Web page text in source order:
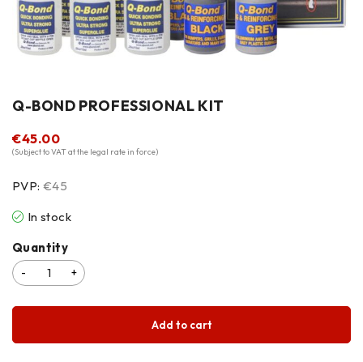
Q-BOND PROFESSIONAL KIT
€45.00
(Subject to VAT at the legal rate in force)
PVP: €45
In stock
Quantity
Add to cart